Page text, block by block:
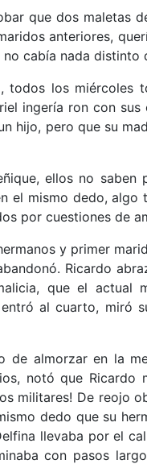
que dos maletas
anteriores,
cabía nada distinto
todos los miércoles
ingería ron con
hijo, pero que su
ellos no
el mismo dedo, algo
por cuestiones de
y primer
Ricardo
que el
al cuarto, miró
de almorzar en la
notó que
militares! De reojo
dedo que su
llevaba por el
con pasos